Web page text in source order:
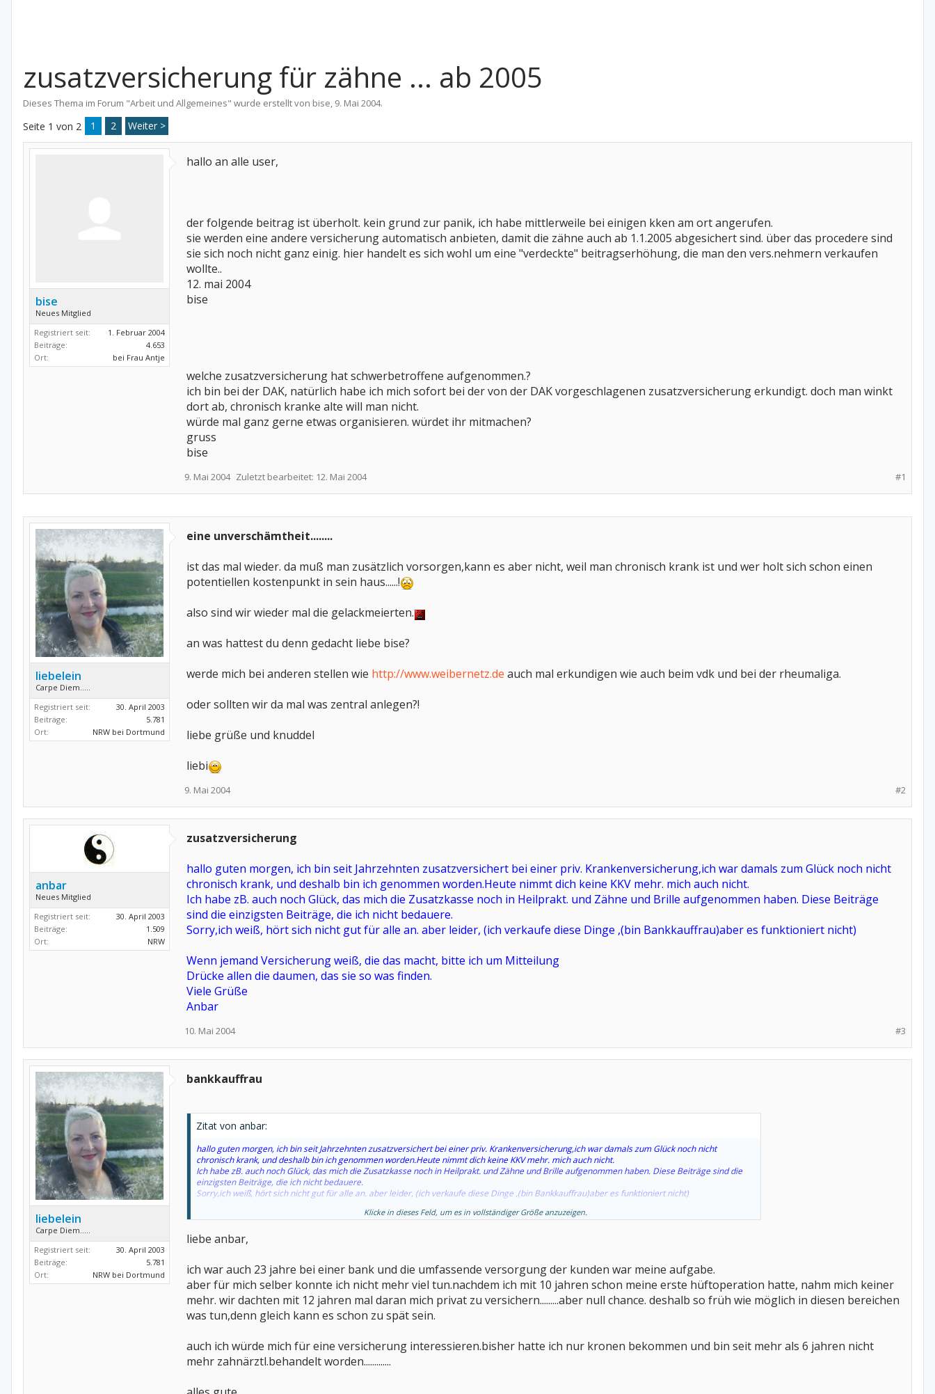
zusatzversicherung für zähne ... ab 2005
Dieses Thema im Forum "Arbeit und Allgemeines" wurde erstellt von bise, 9. Mai 2004.
Seite 1 von 2 1 2 Weiter >
bise
Neues Mitglied
Registriert seit:
1. Februar 2004
Beiträge:
4.653
Ort:
bei Frau Antje
hallo an alle user,
der folgende beitrag ist überholt. kein grund zur panik, ich habe mittlerweile bei einigen kken am ort angerufen.
sie werden eine andere versicherung automatisch anbieten, damit die zähne auch ab 1.1.2005 abgesichert sind. über das procedere sind
sie sich noch nicht ganz einig. hier handelt es sich wohl um eine "verdeckte" beitragserhöhung, die man den vers.nehmern verkaufen
wollte..
12. mai 2004
bise
welche zusatzversicherung hat schwerbetroffene aufgenommen.?
ich bin bei der DAK, natürlich habe ich mich sofort bei der von der DAK vorgeschlagenen zusatzversicherung erkundigt. doch man winkt
dort ab, chronisch kranke alte will man nicht.
würde mal ganz gerne etwas organisieren. würdet ihr mitmachen?
gruss
bise
#1
9. Mai 2004 Zuletzt bearbeitet: 12. Mai 2004
liebelein
Carpe Diem.....
Registriert seit:
30. April 2003
Beiträge:
5.781
Ort:
NRW bei Dortmund
eine unverschämtheit........
ist das mal wieder. da muß man zusätzlich vorsorgen,kann es aber nicht, weil man chronisch krank ist und wer holt sich schon einen
potentiellen kostenpunkt in sein haus......!
also sind wir wieder mal die gelackmeierten.
an was hattest du denn gedacht liebe bise?
werde mich bei anderen stellen wie http://www.weibernetz.de auch mal erkundigen wie auch beim vdk und bei der rheumaliga.
oder sollten wir da mal was zentral anlegen?!
liebe grüße und knuddel
liebi
#2
9. Mai 2004
anbar
Neues Mitglied
Registriert seit:
30. April 2003
Beiträge:
1.509
Ort:
NRW
zusatzversicherung
hallo guten morgen, ich bin seit Jahrzehnten zusatzversichert bei einer priv. Krankenversicherung,ich war damals zum Glück noch nicht
chronisch krank, und deshalb bin ich genommen worden.Heute nimmt dich keine KKV mehr. mich auch nicht.
Ich habe zB. auch noch Glück, das mich die Zusatzkasse noch in Heilprakt. und Zähne und Brille aufgenommen haben. Diese Beiträge
sind die einzigsten Beiträge, die ich nicht bedauere.
Sorry,ich weiß, hört sich nicht gut für alle an. aber leider, (ich verkaufe diese Dinge ,(bin Bankkauffrau)aber es funktioniert nicht)
Wenn jemand Versicherung weiß, die das macht, bitte ich um Mitteilung
Drücke allen die daumen, das sie so was finden.
Viele Grüße
Anbar
#3
10. Mai 2004
liebelein
Carpe Diem.....
Registriert seit:
30. April 2003
Beiträge:
5.781
Ort:
NRW bei Dortmund
bankkauffrau
Zitat von anbar:
hallo guten morgen, ich bin seit Jahrzehnten zusatzversichert bei einer priv. Krankenversicherung,ich war damals zum Glück noch nicht
chronisch krank, und deshalb bin ich genommen worden.Heute nimmt dich keine KKV mehr. mich auch nicht.
Ich habe zB. auch noch Glück, das mich die Zusatzkasse noch in Heilprakt. und Zähne und Brille aufgenommen haben. Diese Beiträge sind die
einzigsten Beiträge, die ich nicht bedauere.
Sorry,ich weiß, hört sich nicht gut für alle an. aber leider, (ich verkaufe diese Dinge ,(bin Bankkauffrau)aber es funktioniert nicht)
Wenn jemand Versicherung weiß, die das macht, bitte ich um Mitteilung
Viele Grüße
Klicke in dieses Feld, um es in vollständiger Größe anzuzeigen.
liebe anbar,
ich war auch 23 jahre bei einer bank und die umfassende versorgung der kunden war meine aufgabe.
aber für mich selber konnte ich nicht mehr viel tun.nachdem ich mit 10 jahren schon meine erste hüftoperation hatte, nahm mich keiner
mehr. wir dachten mit 12 jahren mal daran mich privat zu versichern.........aber null chance. deshalb so früh wie möglich in diesen bereichen
was tun,denn gleich kann es schon zu spät sein.
auch ich würde mich für eine versicherung interessieren.bisher hatte ich nur kronen bekommen und bin seit mehr als 6 jahren nicht
mehr zahnärztl.behandelt worden.............